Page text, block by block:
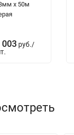
х 50м
003 руб./